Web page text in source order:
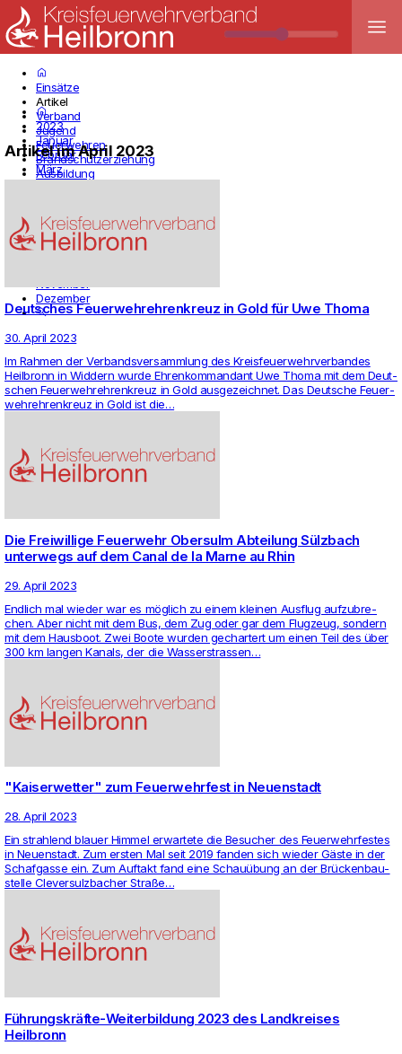
menu
home
Einsätze
Artikel
Verband
Jugend
Feuerwehren
Brandschutzerziehung
Ausbildung
home
2023
Januar
Februar
März
April
Juli
August
September
Dezember
search
Artikel im April 2023
Deutsches Feuerwehrehrenkreuz in Gold für Uwe Thoma
30. April 2023
Im Rahmen der Ver­bands­ver­samm­lung des Kreis­feu­er­wehr­ver­bandes
Heil­bronn in Wid­dern wurde Ehren­kom­man­dant Uwe Thoma mit dem Deut­
schen Feu­er­wehr­eh­ren­kreuz in Gold aus­ge­zeichnet. Das Deut­sche Feu­er­
wehr­eh­ren­kreuz in Gold ist die…
Die Freiwillige Feuerwehr Obersulm Abteilung Sülzbach
unterwegs auf dem Canal de la Marne au Rhin
29. April 2023
End­lich mal wieder war es möglich zu einem kleinen Aus­flug auf­zu­bre­
chen. Aber nicht mit dem Bus, dem Zug oder gar dem Flug­zeug, son­dern
mit dem Haus­boot. Zwei Boote wurden gechar­tert um einen Teil des über
300 km langen Kanals, der die Was­ser­strassen…
"Kaiserwetter" zum Feuerwehrfest in Neuenstadt
28. April 2023
Ein strah­lend blauer Himmel erwar­tete die Besu­cher des Feu­er­wehr­festes
in Neu­en­stadt. Zum ersten Mal seit 2019 fanden sich wieder Gäste in der
Schaf­gasse ein. Zum Auf­takt fand eine Schauübung an der Brücken­bau­
stelle Cle­ver­sulz­ba­cher Straße…
Führungskräfte-Weiterbildung 2023 des Landkreises
Heilbronn